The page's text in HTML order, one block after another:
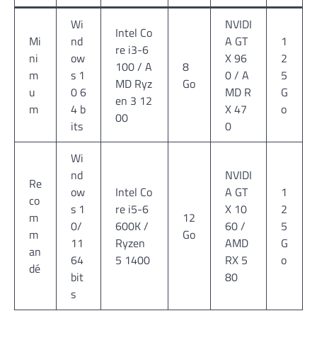
Mi
ni
m
u
m
Wi
nd
ow
s 1
0 6
4 b
its
Intel Co
re i3-6
100 / A
MD Ryz
en 3 12
00
8
Go
NVIDI
A GT
X 96
0 / A
MD R
X 47
0
1
2
5
G
o
Re
co
m
m
an
dé
Wi
nd
ow
s 1
0/
11
64
bit
s
Intel Co
re i5-6
600K /
Ryzen
5 1400
12
Go
NVIDI
A GT
X 10
60 /
AMD
RX 5
80
1
2
5
G
o